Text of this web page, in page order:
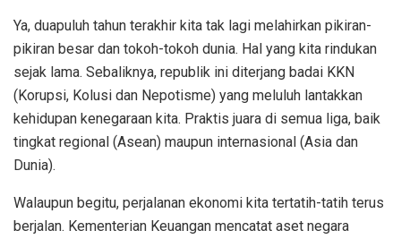
Ya, duapuluh tahun terakhir kita tak lagi melahirkan pikiran-
pikiran besar dan tokoh-tokoh dunia. Hal yang kita rindukan
sejak lama. Sebaliknya, republik ini diterjang badai KKN
(Korupsi, Kolusi dan Nepotisme) yang meluluh lantakkan
kehidupan kenegaraan kita. Praktis juara di semua liga, baik
tingkat regional (Asean) maupun internasional (Asia dan
Dunia).
Walaupun begitu, perjalanan ekonomi kita tertatih-tatih terus
berjalan. Kementerian Keuangan mencatat aset negara